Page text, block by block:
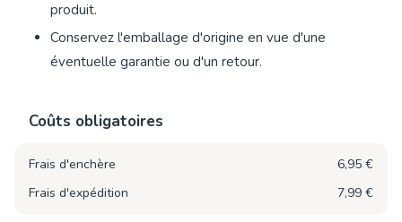
produit.
Conservez l'emballage d'origine en vue d'une
éventuelle garantie ou d'un retour.
Coûts obligatoires
Frais d'enchère
6,95 €
Frais d'expédition
7,99 €